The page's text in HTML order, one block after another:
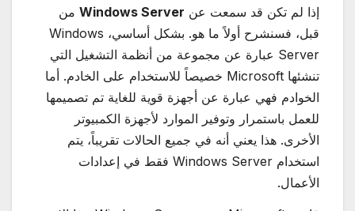
إذا لم تكن قد سمعت عن Windows Server من
قبل، فسنشرح أولاً ما هو. بشكل أساسي، Windows
Server عبارة عن مجموعة من أنظمة التشغيل التي
تنشئها Microsoft خصيصاً للاستخدام على الخادم. أما
الخوادم فهي عبارة عن أجهزة قوية للغاية تم تصميمها
للعمل باستمرار وتوفير الموارد لأجهزة الكمبيوتر
الأخرى. هذا يعني أنه في جميع الحالات تقريباً، يتم
استخدام Windows Server فقط في إعدادات
الأعمال.